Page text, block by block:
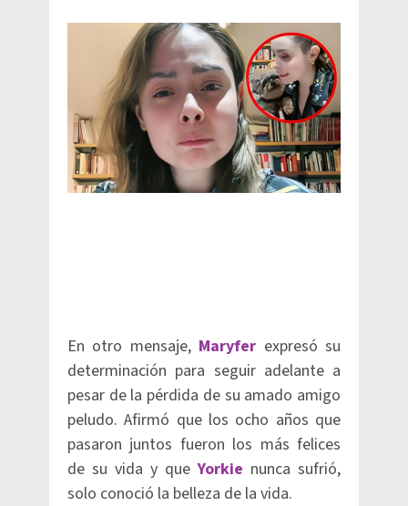
En otro mensaje, Maryfer expresó su
determinación para seguir adelante a
pesar de la pérdida de su amado amigo
peludo. Afirmó que los ocho años que
pasaron juntos fueron los más felices
de su vida y queYorkie nunca sufrió,
solo conoció la belleza de la vida.